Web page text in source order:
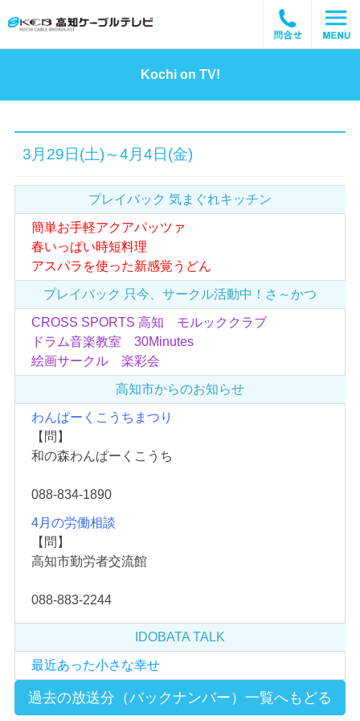
Kochi on TV!
3月29日(土)～4月4日(金)
プレイバック気まぐれキッチン
簡単お手軽アクアパッツァ
春いっぱい時短料理
アスパラを使った新感覚うどん
プレイバック 只今、サークル活動中！ さ～かつ
CROSS SPORTS 高知 モルッククラブ
ドラム音楽教室 30Minutes
絵画サークル 楽彩会
高知市からのお知らせ
わんぱーくこうちまつり
【問】
和の森わんぱーくこうち
088-834-1890
4月の労働相談
【問】
高知市勤労者交流館
088-883-2244
IDOBATA TALK
最近あった小さな幸せ
過去の放送分（バックナンバー）一覧へもどる